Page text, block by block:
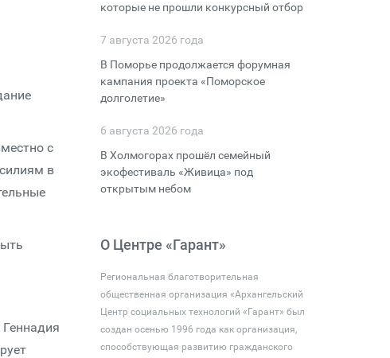
с
в
которые не прошли конкурсный отбор
7 августа 2026 года
В Поморье продолжается форумная
кампания проекта «Поморское
долголетие»
6 августа 2026 года
В Холмогорах прошёл семейный
экофестиваль «Живица» под
открытым небом
О Центре «Гарант»
Региональная благотворительная
общественная организация «Архангельский
Центр социальных технологий «Гарант» был
создан осенью 1996 года как организация,
способствующая развитию гражданского